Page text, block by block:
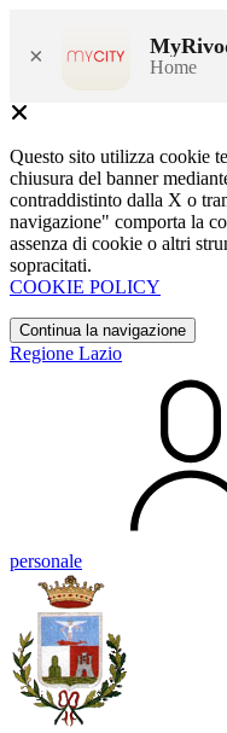
× Home
Questo sito utilizza cookie
chiusura del banner
contraddistinto dalla X o
navigazione" comporta la
assenza di cookie o altri
sopracitati.
COOKIE POLICY
Continua la navigazione
Regione Lazio
personale